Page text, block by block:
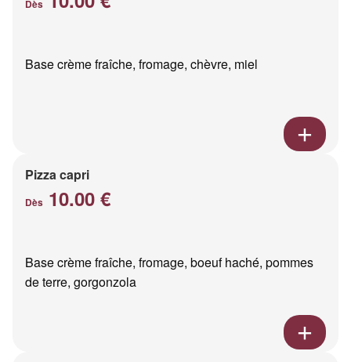
Dès
Base crème fraîche, fromage, chèvre, miel
Pizza capri
Dès 10.00 €
Base crème fraîche, fromage, boeuf haché, pommes
de terre, gorgonzola